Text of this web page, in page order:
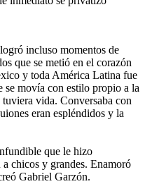
incluso momentos de
que se metió en el corazón
y toda América Latina fue
movía con estilo propio a la
vida. Conversaba con
eran espléndidos y la
que le hizo
chicos y grandes. Enamoró
Gabriel Garzón.